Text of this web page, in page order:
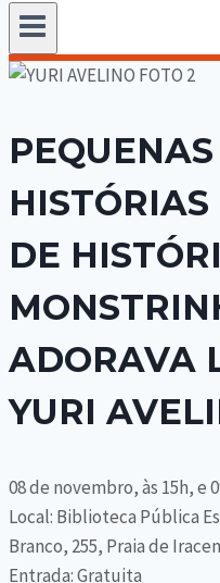
DE
ADORAVA
YURI
08 de novembro, às 15h, e
Local: Biblioteca Pública
Branco, 255, Praia de
Entrada: Gratuita